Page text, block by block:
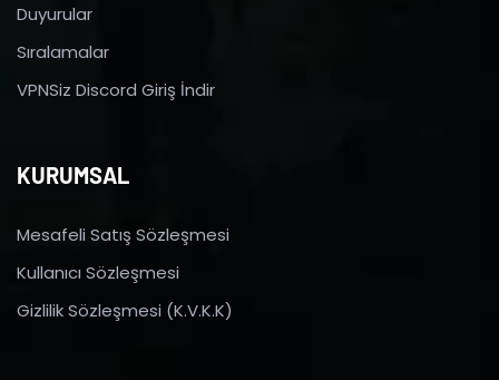
Duyurular
Sıralamalar
VPNSiz Discord Giriş İndir
KURUMSAL
Mesafeli Satış Sözleşmesi
Kullanıcı Sözleşmesi
Gizlilik Sözleşmesi (K.V.K.K)